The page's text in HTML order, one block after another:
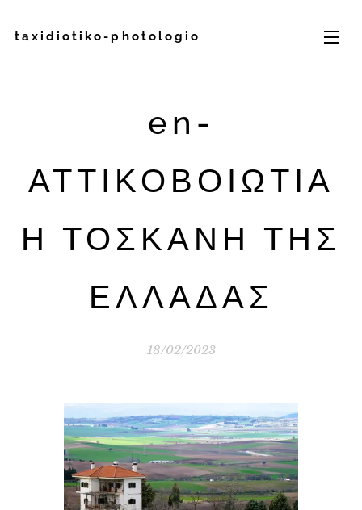
taxidiotiko-photologio
en-
ΑΤΤΙΚΟΒΟΙΩΤΙΑ
Η ΤΟΣΚΑΝΗ ΤΗΣ
ΕΛΛΑΔΑΣ
18/02/2023